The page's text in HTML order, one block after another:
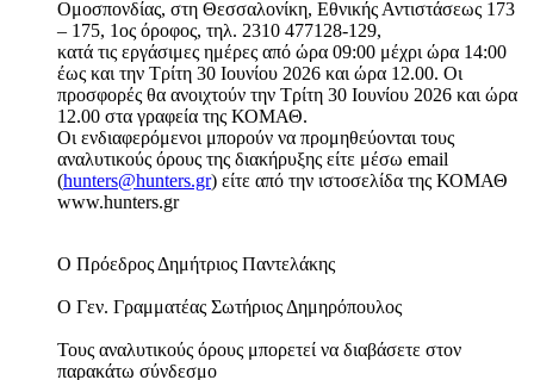
Ομοσπονδίας, στη Θεσσαλονίκη, Εθνικής Αντιστάσεως 173
– 175, 1ος όροφος, τηλ. 2310 477128-129,
κατά τις εργάσιμες ημέρες από ώρα 09:00 μέχρι ώρα 14:00
έως και την Τρίτη 30 Ιουνίου 2026 και ώρα 12.00. Οι
προσφορές θα ανοιχτούν την Τρίτη 30 Ιουνίου 2026 και ώρα
12.00 στα γραφεία της ΚΟΜΑΘ.
Οι ενδιαφερόμενοι μπορούν να προμηθεύονται τους
αναλυτικούς όρους της διακήρυξης είτε μέσω email
(hunters@hunters.gr) είτε από την ιστοσελίδα της ΚΟΜΑΘ
www.hunters.gr
Ο Πρόεδρος Δημήτριος Παντελάκης
Ο Γεν. Γραμματέας Σωτήριος Δημηρόπουλος
Τους αναλυτικούς όρους μπορετεί να διαβάσετε στον
παρακάτω σύνδεσμο